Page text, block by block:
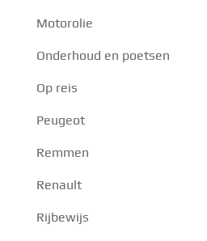
Motorolie
Onderhoud en poetsen
Op reis
Peugeot
Remmen
Renault
Rijbewijs